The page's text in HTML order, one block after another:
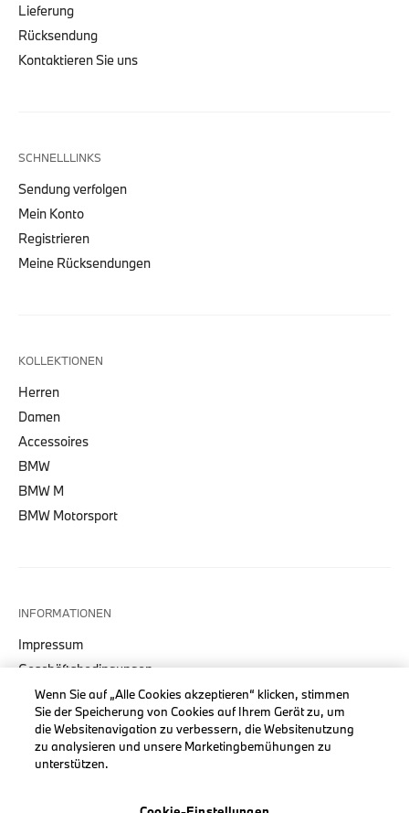
Lieferung
Rücksendung
Kontaktieren Sie uns
SCHNELLLINKS
Sendung verfolgen
Mein Konto
Registrieren
Meine Rücksendungen
KOLLEKTIONEN
Herren
Damen
Accessoires
BMW
BMW M
BMW Motorsport
INFORMATIONEN
Impressum
Geschäftsbedingungen
Datenschutz
Cookies
Erklärung zur Barrierefreiheit
Wenn Sie auf „Alle Cookies akzeptieren“ klicken, stimmen
Sie der Speicherung von Cookies auf Ihrem Gerät zu, um
die Websitenavigation zu verbessern, die Websitenutzung
zu analysieren und unsere Marketingbemühungen zu
unterstützen.